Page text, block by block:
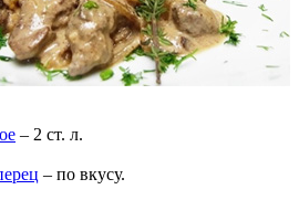
– 2 ст. л.
– по вкусу.